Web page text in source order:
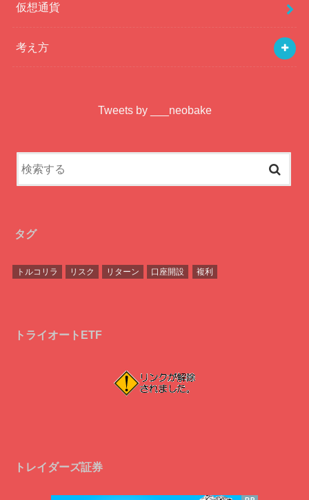
仮想通貨
考え方
Tweets by ___neobake
タグ
トルコリラ リスク リターン 口座開設 複利
トライオートETF
トレイダーズ証券